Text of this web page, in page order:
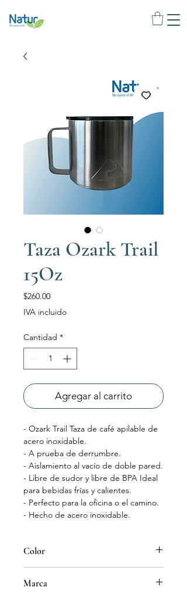
Taza Ozark Trail
15Oz
$260.00Precio
IVA incluido
Cantidad *
Agregar al carrito
- Ozark Trail Taza de café apilable de
acero inoxidable.
- A prueba de derrumbre.
- Aislamiento al vacío de doble pared.
- Libre de sudor y libre de BPA Ideal
para bebidas frías y calientes.
- Perfecto para la oficina o el camino.
- Hecho de acero inoxidable.
Color
Marca